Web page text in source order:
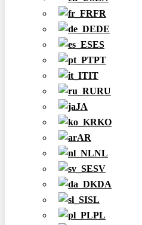
FR
DE
ES
PT
IT
RU
JA
KO
AR
NL
SV
DA
SL
PL